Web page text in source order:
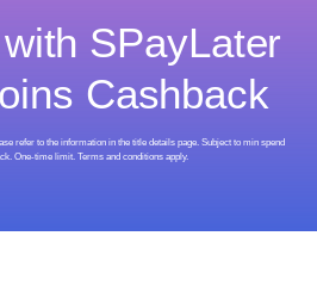
SPayLater
Cashback
refer to the information in the title details page. Subject to min spend
One-time limit. Terms and conditions apply.